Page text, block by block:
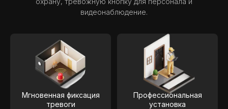
видеонаблюдение.
Мгновенная фиксация
тревоги
Профессиональная
установка